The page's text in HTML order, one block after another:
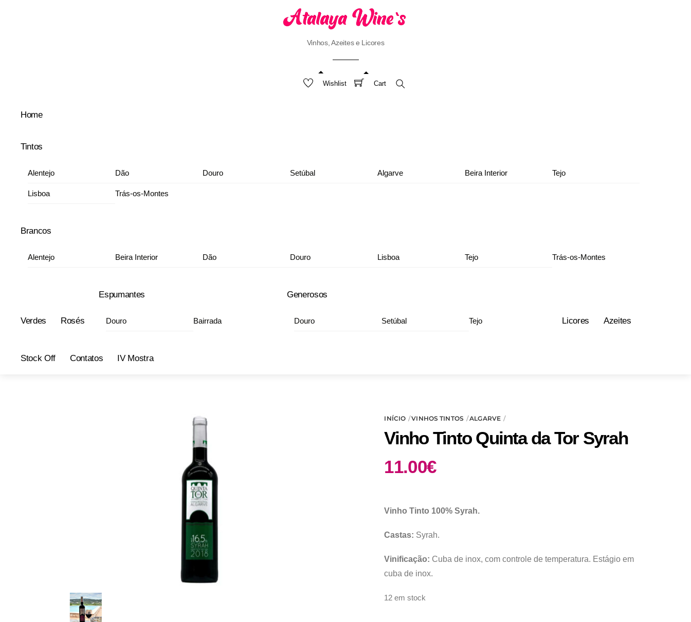
Vinhos, Azeites e Licores
Wishlist Cart
Home
Tintos
Alentejo Dão Douro Setúbal Algarve Beira Interior Tejo
Lisboa Trás-os-Montes
Brancos
Alentejo Beira Interior Dão Douro Lisboa Tejo Trás-os-Montes
Verdes Rosés
Espumantes
Douro Bairrada
Generosos
Douro Setúbal Tejo Licores Azeites
Stock Off Contatos IV Mostra
INÍCIO VINHOS TINTOS ALGARVE
Vinho Tinto Quinta da Tor Syrah
11.00€
Vinho Tinto 100% Syrah.
Castas: Syrah.
Vinificação: Cuba de inox, com controle de temperatura. Estágio em
cuba de inox.
12 em stock